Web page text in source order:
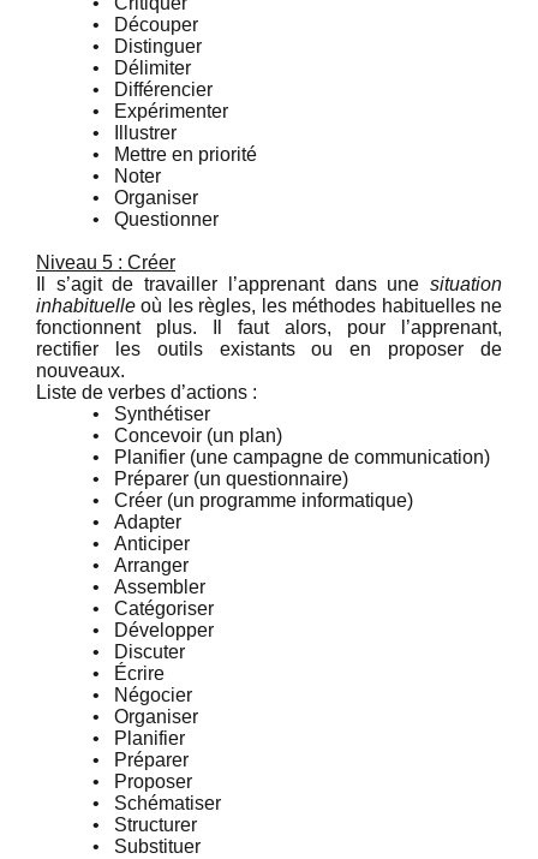
•
Découper
•
Distinguer
•
Délimiter
•
Différencier
•
Expérimenter
•
Illustrer
•
Mettre en priorité
•
Noter
•
Organiser
•
Questionner
Niveau 5 : Créer
Il s’agit de travailler l’apprenant dans une situation
inhabituelle où les règles, les méthodes habituelles ne
fonctionnent plus. Il faut alors, pour l’apprenant,
rectifier les outils existants ou en proposer de
nouveaux.
Liste de verbes d’actions :
•
Synthétiser
•
Concevoir (un plan)
•
Planifier (une campagne de communication)
•
Préparer (un questionnaire)
•
Créer (un programme informatique)
•
Adapter
•
Anticiper
•
Arranger
•
Assembler
•
Catégoriser
•
Développer
•
Discuter
•
Écrire
•
Négocier
•
Organiser
•
Planifier
•
Préparer
•
Proposer
•
Schématiser
•
Structurer
•
Substituer